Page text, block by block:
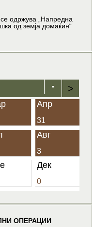
одржува „Напредна
од земја домаќин“
▼ >
Апр
31
Авг
3
Дек
0
ОПЕРАЦИИ